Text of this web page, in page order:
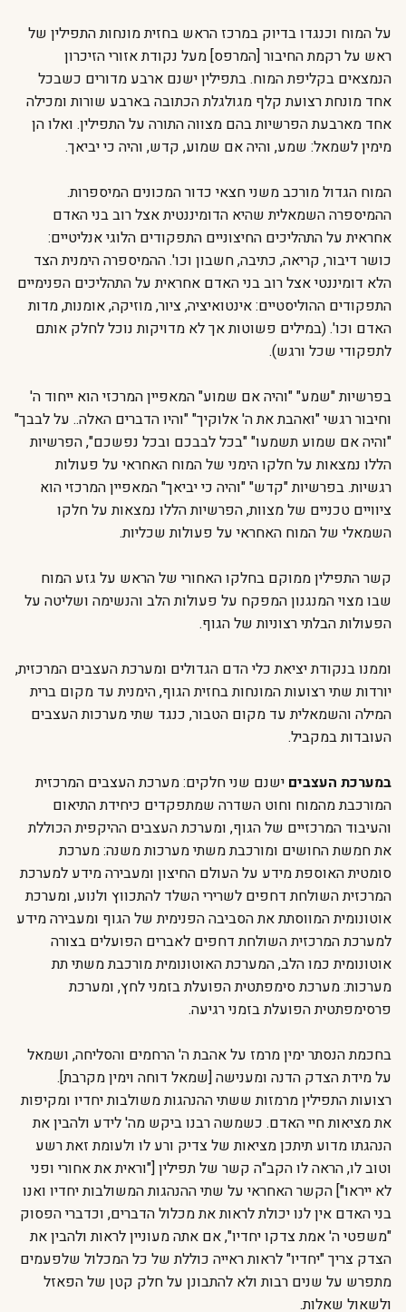
על המוח וכנגדו בדיוק במרכז הראש בחזית מונחות התפילין של
ראש על רקמת החיבור [המרפס] מעל נקודת אזורי הזיכרון
הנמצאים בקליפת המוח. בתפילין ישנם ארבע מדורים כשבכל
אחד מונחת רצועת קלף מגולגלת הכתובה בארבע שורות ומכילה
אחד מארבעת הפרשיות בהם מצווה התורה על התפילין. ואלו הן
מימין לשמאל: שמע, והיה אם שמוע, קדש, והיה כי יביאך.
המוח הגדול מורכב משני חצאי כדור המכונים המיספרות.
ההמיספרה השמאלית שהיא הדומיננטית אצל רוב בני האדם
אחראית על התהליכים החיצוניים התפקודים הלוגי אנליטיים:
כושר דיבור, קריאה, כתיבה, חשבון וכו'. ההמיספרה הימנית הצד
הלא דומיננטי אצל רוב בני האדם אחראית על התהליכים הפנימיים
התפקודים ההוליסטיים: אינטואיציה, ציור, מוזיקה, אומנות, מדות
האדם וכו'. (במילים פשוטות אך לא מדויקות נוכל לחלק אותם
לתפקודי שכל ורגש).
בפרשיות "שמע" "והיה אם שמוע" המאפיין המרכזי הוא ייחוד ה'
וחיבור רגשי "ואהבת את ה' אלוקיך" "והיו הדברים האלה.. על לבבך"
"והיה אם שמוע תשמעו" "בכל לבבכם ובכל נפשכם", הפרשיות
הללו נמצאות על חלקו הימני של המוח האחראי על פעולות
רגשיות. בפרשיות "קדש" "והיה כי יביאך" המאפיין המרכזי הוא
ציוויים טכניים של מצוות, הפרשיות הללו נמצאות על חלקו
השמאלי של המוח האחראי על פעולות שכליות.
קשר התפילין ממוקם בחלקו האחורי של הראש על גזע המוח
שבו מצוי המנגנון המפקח על פעולות הלב והנשימה ושליטה על
הפעולות הבלתי רצוניות של הגוף.
וממנו בנקודת יציאת כלי הדם הגדולים ומערכת העצבים המרכזית,
יורדות שתי רצועות המונחות בחזית הגוף, הימנית עד מקום ברית
המילה והשמאלית עד מקום הטבור, כנגד שתי מערכות העצבים
העובדות במקביל.
במערכת העצבים ישנם שני חלקים: מערכת העצבים המרכזית
המורכבת מהמוח וחוט השדרה שמתפקדים כיחידת התיאום
והעיבוד המרכזיים של הגוף, ומערכת העצבים ההיקפית הכוללת
את חמשת החושים ומורכבת משתי מערכות משנה: מערכת
סומטית האוספת מידע על העולם החיצון ומעבירה מידע למערכת
המרכזית השולחת דחפים לשרירי השלד להתכווץ ולנוע, ומערכת
אוטונומית המווסתת את הסביבה הפנימית של הגוף ומעבירה מידע
למערכת המרכזית השולחת דחפים לאברים הפועלים בצורה
אוטונומית כמו הלב, המערכת האוטונומית מורכבת משתי תת
מערכות: מערכת סימפתטית הפועלת בזמני לחץ, ומערכת
פרסימפתטית הפועלת בזמני רגיעה.
בחכמת הנסתר ימין מרמז על אהבת ה' הרחמים והסליחה, ושמאל
על מידת הצדק הדנה ומענישה [שמאל דוחה וימין מקרבת].
רצועות התפילין מרמזות ששתי ההנהגות משולבות יחדיו ומקיפות
את מציאות חיי האדם. כשמשה רבנו ביקש מה' לידע ולהבין את
הנהגתו מדוע תיתכן מציאות של צדיק ורע לו ולעומת זאת רשע
וטוב לו, הראה לו הקב"ה קשר של תפילין ["וראית את אחורי ופני
לא ייראו"] הקשר האחראי על שתי ההנהגות המשולבות יחדיו ואנו
בני האדם אין לנו יכולת לראות את מכלול הדברים, וכדברי הפסוק
"משפטי ה' אמת צדקו יחדיו", אם אתה מעוניין לראות ולהבין את
הצדק צריך "יחדיו" לראות ראייה כוללת של כל המכלול שלפעמים
מתפרש על שנים רבות ולא להתבונן על חלק קטן של הפאזל
ולשאול שאלות.